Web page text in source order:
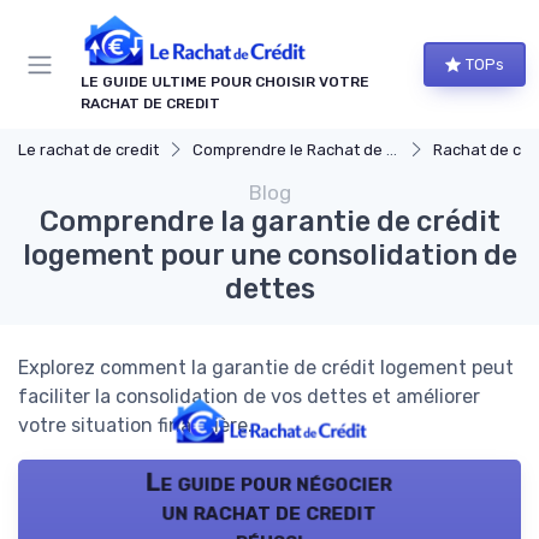
LE GUIDE ULTIME POUR CHOISIR VOTRE
RACHAT DE CREDIT
TOPs
Le rachat de credit Comprendre le Rachat de Crédit Rachat de
Blog
Comprendre la garantie de crédit
logement pour une consolidation de
dettes
Explorez comment la garantie de crédit logement peut
faciliter la consolidation de vos dettes et améliorer
votre situation financière.
Le guide pour négocier
un rachat de credit
Panneau de gestion des cookies